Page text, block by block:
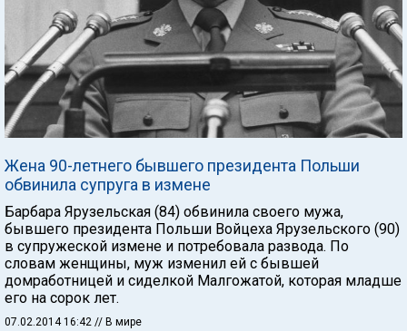
Жена 90-летнего бывшего президента Польши
обвинила супруга в измене
Барбара Ярузельская (84) обвинила своего мужа,
бывшего президента Польши Войцеха Ярузельского (90)
в супружеской измене и потребовала развода. По
словам женщины, муж изменил ей с бывшей
домработницей и сиделкой Малгожатой, которая младше
его на сорок лет.
07.02.2014 16:42 // В мире